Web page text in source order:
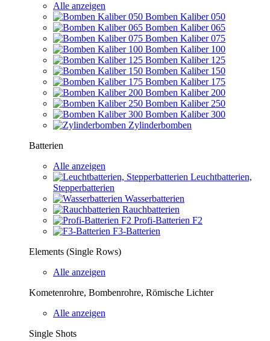
Alle anzeigen
Bomben Kaliber 050
Bomben Kaliber 065
Bomben Kaliber 075
Bomben Kaliber 100
Bomben Kaliber 125
Bomben Kaliber 150
Bomben Kaliber 175
Bomben Kaliber 200
Bomben Kaliber 250
Bomben Kaliber 300
Zylinderbomben
Batterien
Alle anzeigen
Leuchtbatterien,
Stepperbatterien
Wasserbatterien
Rauchbatterien
Profi-Batterien F2
F3-Batterien
Elements (Single Rows)
Alle anzeigen
Kometenrohre, Bombenrohre, Römische Lichter
Alle anzeigen
Single Shots